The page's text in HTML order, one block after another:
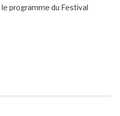
programme du Festival